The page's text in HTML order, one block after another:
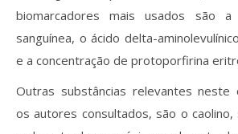
biomarcadores mais usados são a
sanguínea, o ácido delta-
e a concentração de protoporfirina
Outras substâncias relevantes neste
os autores consultados, são o caolino,